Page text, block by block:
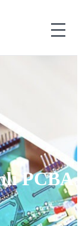
PCBA